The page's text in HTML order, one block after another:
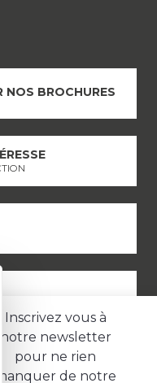
Inscrivez vous à
notre newsletter
pour ne rien
manquer de notre
NOS BROCHURES